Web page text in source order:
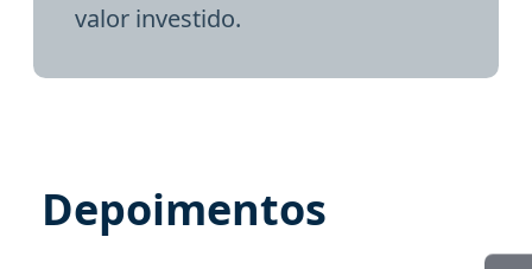
valor investido.
Depoimentos